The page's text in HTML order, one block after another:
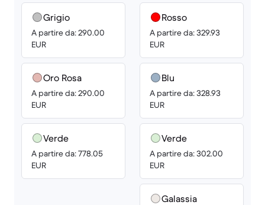
Grigio
A partire da: 290.00
EUR
Oro Rosa
A partire da: 290.00
EUR
Verde
A partire da: 778.05
EUR
Rosso
A partire da: 329.93
EUR
Blu
A partire da: 328.93
EUR
Verde
A partire da: 302.00
EUR
Galassia